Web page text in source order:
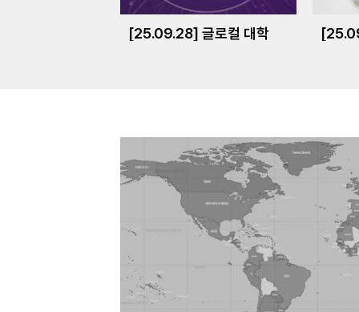
[25.09.28] 글로컬 대학